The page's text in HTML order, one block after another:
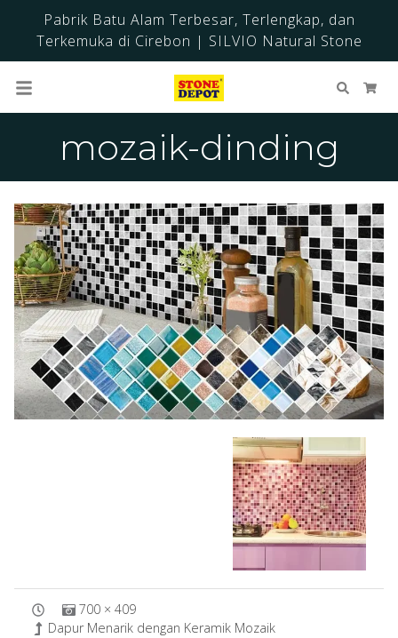
Pabrik Batu Alam Terbesar, Terlengkap, dan
Terkemuka di Cirebon | SILVIO Natural Stone
Cari
mozaik-dinding
700 × 409
Dapur Menarik dengan Keramik Mozaik